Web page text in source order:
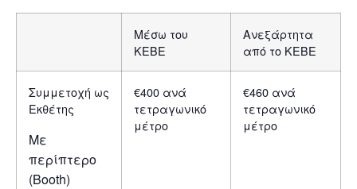
Μέσω του
ΚΕΒΕ
Ανεξάρτητα
από το ΚΕΒΕ
Συμμετοχή ως
Εκθέτης
Με
περίπτερο
(Booth)
€400 ανά
τετραγωνικό
μέτρο
€460 ανά
τετραγωνικό
μέτρο